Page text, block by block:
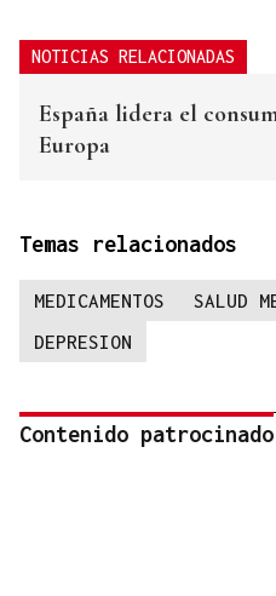
NOTICIAS RELACIONADAS
España lidera el
Europa
Temas relacionados
MEDICAMENTOS SALUD
DEPRESION
Contenido patrocinado